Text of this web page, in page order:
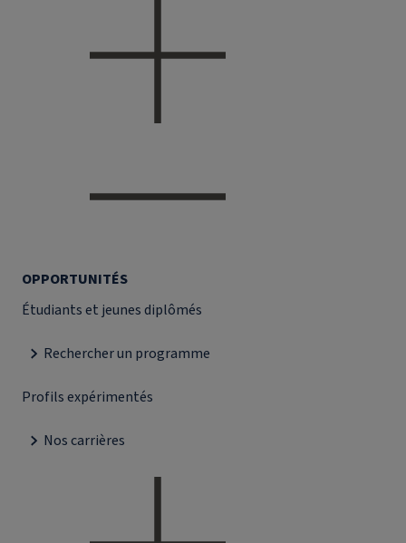
OPPORTUNITÉS
Étudiants et jeunes diplômés
Rechercher un programme
Profils expérimentés
Nos carrières